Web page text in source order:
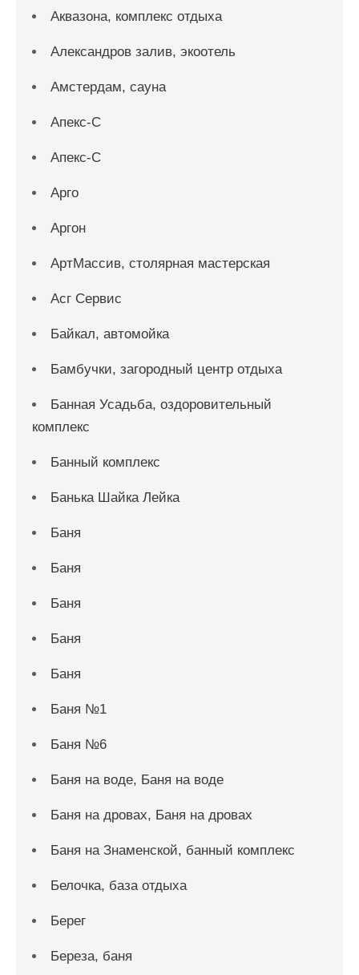
Аквазона, комплекс отдыха
Александров залив, экоотель
Амстердам, сауна
Апекс-С
Апекс-С
Арго
Аргон
АртМассив, столярная мастерская
Асг Сервис
Байкал, автомойка
Бамбучки, загородный центр отдыха
Банная Усадьба, оздоровительный
комплекс
Банный комплекс
Банька Шайка Лейка
Баня
Баня
Баня
Баня
Баня
Баня №1
Баня №6
Баня на воде, Баня на воде
Баня на дровах, Баня на дровах
Баня на Знаменской, банный комплекс
Белочка, база отдыха
Берег
Береза, баня